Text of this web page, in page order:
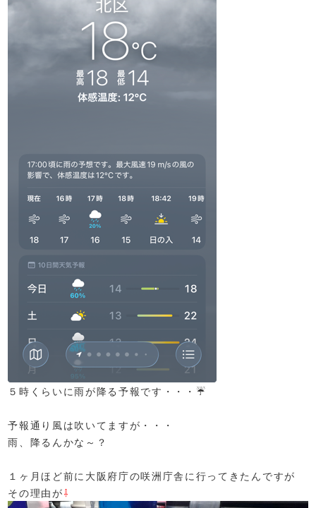
５時くらいに雨が降る予報です・・・☔
予報通り風は吹いてますが・・・
雨、降るんかな～？
１ヶ月ほど前に大阪府庁の咲洲庁舎に行ってきたんですが
その理由が⇩